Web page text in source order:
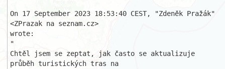
On 17 September 2023 18:53:40 CEST, "Zdeněk Pražák"
<ZPrazak na seznam.cz>
wrote:
"
Chtěl jsem se zeptat, jak často se aktualizuje
průběh turistických tras na